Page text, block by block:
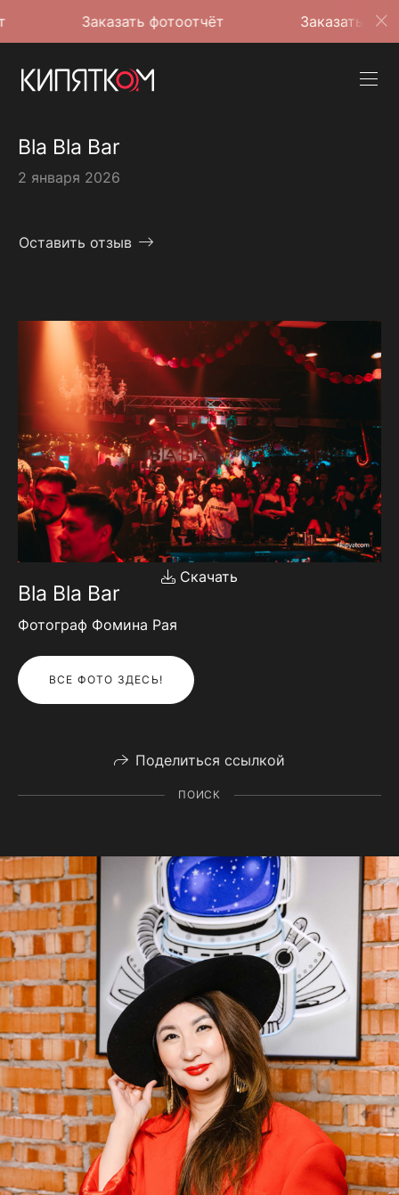
Заказать фотоотчёт Заказать фотоотчёт
Bla Bla Bar
2 января 2026
Оставить отзыв
Скачать
Bla Bla Bar
Фотограф Фомина Рая
ВСЕ ФОТО ЗДЕСЬ!
Поделиться ссылкой
ПОИСК